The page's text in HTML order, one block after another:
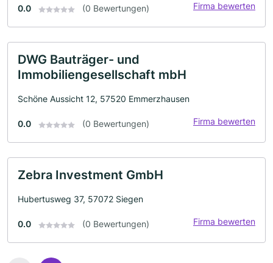
0.0 (0 Bewertungen) Firma bewerten
DWG Bauträger- und
Immobiliengesellschaft mbH
Schöne Aussicht 12, 57520 Emmerzhausen
0.0 (0 Bewertungen) Firma bewerten
Zebra Investment GmbH
Hubertusweg 37, 57072 Siegen
0.0 (0 Bewertungen) Firma bewerten